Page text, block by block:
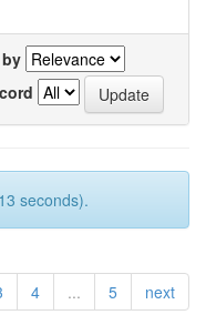
seconds).
4 ... 5 next